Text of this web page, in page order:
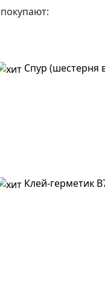
Спур (шестерня
Клей-герметик